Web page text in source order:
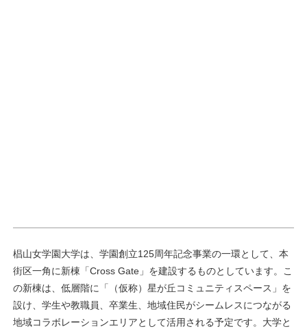
椙山女学園大学は、学園創立125周年記念事業の一環として、本
街区一角に新棟「Cross Gate」を建設するものとしています。こ
の新棟は、低層階に「（仮称）星が丘コミュニティスペース」を
設け、学生や教職員、卒業生、地域住民がシームレスにつながる
地域コラボレーションエリアとして活用される予定です。大学と